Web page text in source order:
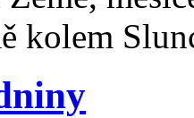
kolem